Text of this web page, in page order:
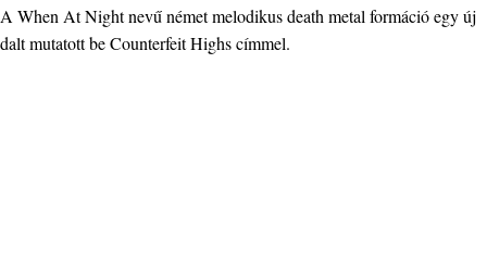
A When At Night nevű német melodikus death metal formáció egy új
dalt mutatott be Counterfeit Highs címmel.